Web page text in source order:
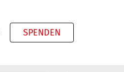
SPENDEN